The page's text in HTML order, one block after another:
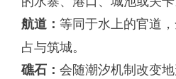
航道： 等同于水上的官道
占与筑城。
礁石： 会随潮汐机制改变